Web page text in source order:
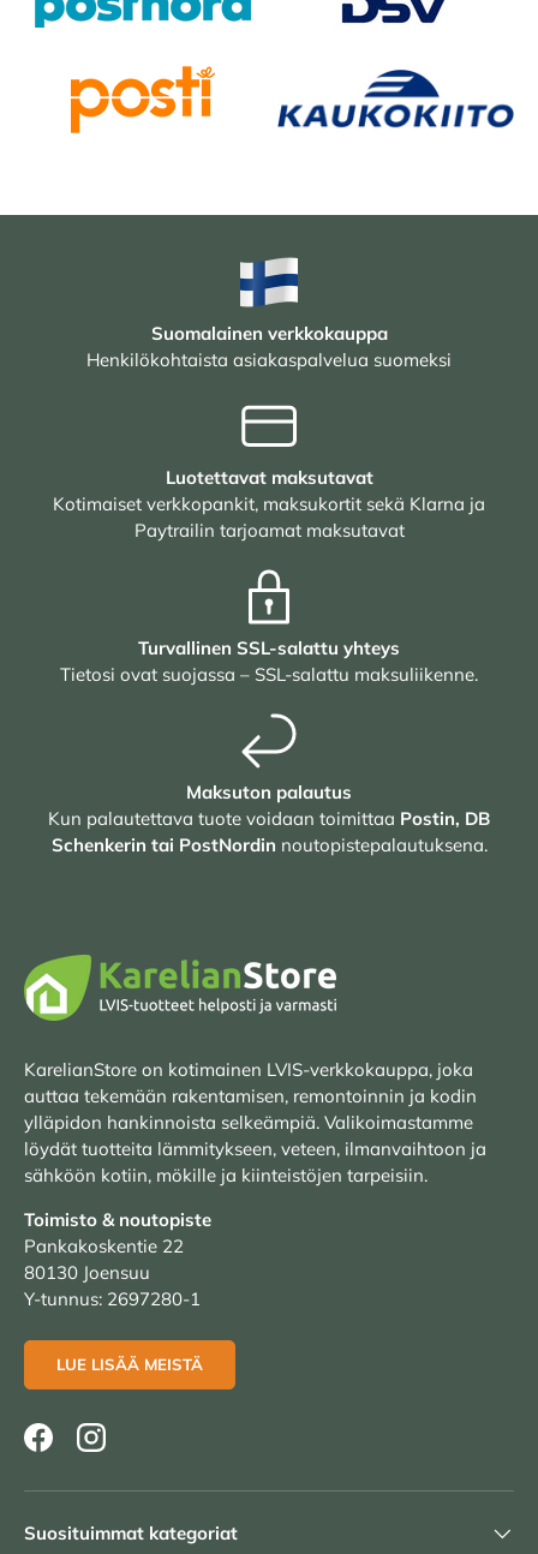
Suomalainen verkkokauppa
Henkilökohtaista asiakaspalvelua suomeksi
Luotettavat maksutavat
Kotimaiset verkkopankit, maksukortit sekä Klarna ja
Paytrailin tarjoamat maksutavat
Turvallinen SSL-salattu yhteys
Tietosi ovat suojassa – SSL-salattu maksuliikenne.
Maksuton palautus
Kun palautettava tuote voidaan toimittaa Postin, DB
Schenkerin tai PostNordin noutopistepalautuksena.
KarelianStore on kotimainen LVIS-verkkokauppa, joka
auttaa tekemään rakentamisen, remontoinnin ja kodin
ylläpidon hankinnoista selkeämpiä. Valikoimastamme
löydät tuotteita lämmitykseen, veteen, ilmanvaihtoon ja
sähköön kotiin, mökille ja kiinteistöjen tarpeisiin.
Toimisto & noutopiste
Pankakoskentie 22
80130 Joensuu
Y-tunnus: 2697280-1
LUE LISÄÄ MEISTÄ
FacebookInstagram
Suosituimmat kategoriat